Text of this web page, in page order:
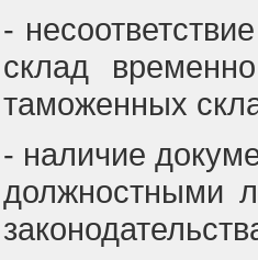
-
склад
таможенных
- наличие
должностными